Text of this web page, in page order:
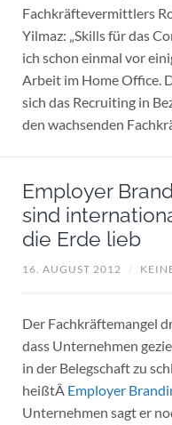
Fachkräftevermittlers
Yilmaz: „Skills für das
ich schon einmal vor
Arbeit im Home Office.
sich das Recruiting in
den wachsenden
Employer
sind
die Erde lieb
16. AUGUST 2012 /
Der Fachkräftemangel
dass Unternehmen
in der Belegschaft zu
heißtÂ Employer
Unternehmen sagt er